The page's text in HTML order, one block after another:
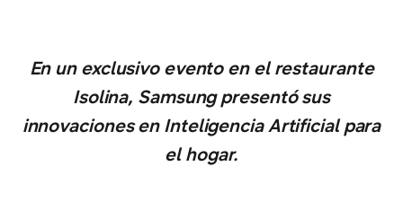
En un exclusivo evento en el restaurante
Isolina, Samsung presentó sus
innovaciones en Inteligencia Artificial para
el hogar.